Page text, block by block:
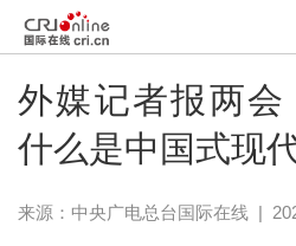
外媒记者报两会
什么是中国式现
来源：中央广电总台国际在线|